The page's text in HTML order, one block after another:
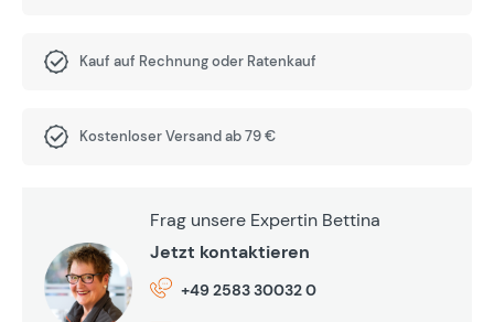
Kauf auf Rechnung oder Ratenkauf
Kostenloser Versand ab 79 €
Frag unsere Expertin Bettina
Jetzt kontaktieren
+49 2583 30032 0